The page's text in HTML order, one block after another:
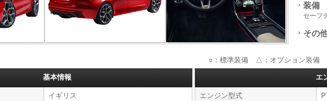
装備
セーフ
その
○：標準装備 △：オプション装備 -
基本情報
イギリス
エ
エンジン型式